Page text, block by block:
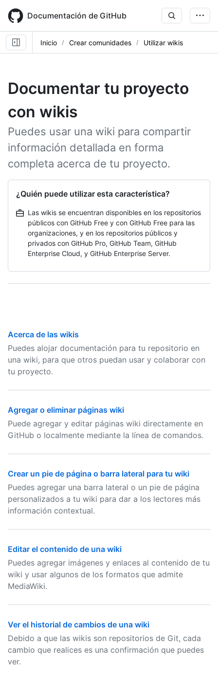
main
content
Documentación de GitHub
Inicio Crear comunidades Utilizar wikis
Documentar tu proyecto
con wikis
Puedes usar una wiki para compartir
información detallada en forma
completa acerca de tu proyecto.
¿Quién puede utilizar esta característica?
Las wikis se encuentran disponibles en los repositorios
públicos con GitHub Free y con GitHub Free para las
organizaciones, y en los repositorios públicos y
privados con GitHub Pro, GitHub Team, GitHub
Enterprise Cloud, y GitHub Enterprise Server.
Acerca de las wikis
Puedes alojar documentación para tu repositorio en
una wiki, para que otros puedan usar y colaborar con
tu proyecto.
Agregar o eliminar páginas wiki
Puede agregar y editar páginas wiki directamente en
GitHub o localmente mediante la línea de comandos.
Crear un pie de página o barra lateral para tu wiki
Puedes agregar una barra lateral o un pie de página
personalizados a tu wiki para dar a los lectores más
información contextual.
Editar el contenido de una wiki
Puedes agregar imágenes y enlaces al contenido de tu
wiki y usar algunos de los formatos que admite
MediaWiki.
Ver el historial de cambios de una wiki
Debido a que las wikis son repositorios de Git, cada
cambio que realices es una confirmación que puedes
ver.